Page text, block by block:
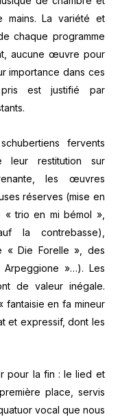
mains. La variété et
chaque programme
aucune œuvre pour
importance dans ces
pris est justifié par
fervents
leur restitution sur
les œuvres
réserves (mise en
« trio en mi bémol »,
la contrebasse),
« Die Forelle », des
Arpeggione »…). Les
de valeur inégale.
fantaisie en fa mineur
et expressif, dont les
pour la fin : le lied et
place, servis
vocal que nous